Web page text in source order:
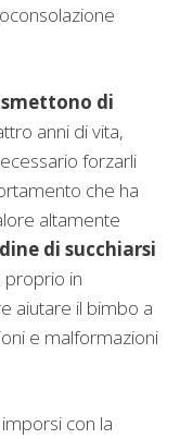
di
anni di vita,
forzarli
che ha
altamente
di succhiarsi
proprio in
aiutare il bimbo a
e malformazioni
con la